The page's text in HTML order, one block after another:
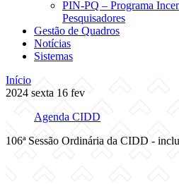
PIN-PQ – Programa
Pesquisadores
Gestão de Quadros
Notícias
Sistemas
Início
2024 sexta 16 fev
Agenda CIDD
106ª Sessão Ordinária da CIDD -